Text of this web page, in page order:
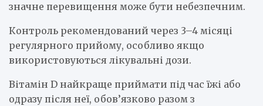
значне перевищення може бути небезпечним.
Контроль рекомендований через 3–4 місяці
регулярного прийому, особливо якщо
використовуються лікувальні дози.
Вітамін D найкраще приймати під час їжі або
одразу після неї, обов’язково разом з